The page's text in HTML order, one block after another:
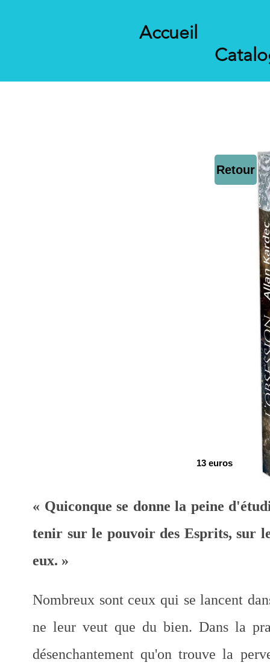
Accueil
« Quiconque se donne la peine
tenir sur le pouvoir des Esprits, sur
eux. »
Nombreux sont ceux qui se lancent
ne leur veut que du bien. Dans la
désenchantement qu'on trouve la
Retour
13 euros